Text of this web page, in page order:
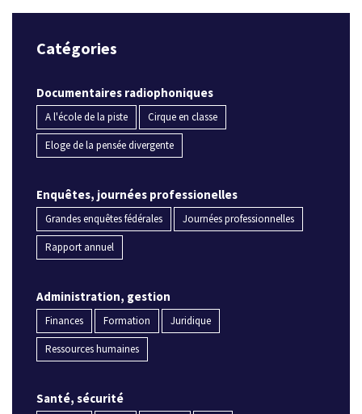
Catégories
Documentaires radiophoniques
A l'école de la piste Cirque en classe
Eloge de la pensée divergente
Enquêtes, journées professionelles
Grandes enquêtes fédérales Journées professionnelles
Rapport annuel
Administration, gestion
Finances Formation Juridique
Ressources humaines
Santé, sécurité